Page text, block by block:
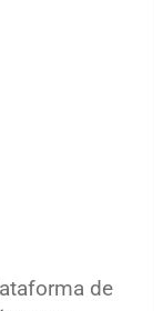
de